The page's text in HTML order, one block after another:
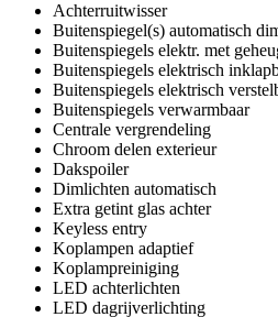
Achterruitwisser
Buitenspiegel(s) automatisch
Buitenspiegels elektr. met
Buitenspiegels elektrisch
Buitenspiegels elektrisch
Buitenspiegels verwarmbaar
Centrale vergrendeling
Chroom delen exterieur
Dakspoiler
Dimlichten automatisch
Extra getint glas achter
Keyless entry
Koplampen adaptief
Koplampreiniging
LED achterlichten
LED dagrijverlichting